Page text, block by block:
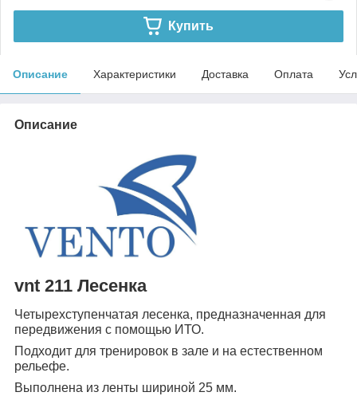
Купить
Описание Характеристики Доставка Оплата
Описание
vnt 211 Лесенка
Четырехступенчатая лесенка, предназначенная для
передвижения с помощью ИТО.
Подходит для тренировок в зале и на естественном
рельефе.
Выполнена из ленты шириной 25 мм.